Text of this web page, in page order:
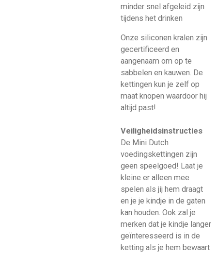
minder snel afgeleid zijn
tijdens het drinken
Onze siliconen kralen zijn
gecertificeerd en
aangenaam om op te
sabbelen en kauwen. De
kettingen kun je zelf op
maat knopen waardoor hij
altijd past!
Veiligheidsinstructies
De Mini Dutch
voedingskettingen zijn
geen speelgoed! Laat je
kleine er alleen mee
spelen als jij hem draagt
en je je kindje in de gaten
kan houden. Ook zal je
merken dat je kindje langer
geïnteresseerd is in de
ketting als je hem bewaart